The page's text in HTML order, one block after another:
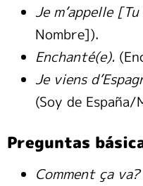
Je m’appelle
Nombre]).
Enchanté(e).
Je viens
(Soy de
Preguntas
Comment ça va?